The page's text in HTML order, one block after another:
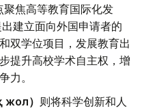
聚焦高等教育国际化发
建立面向外国申请者的
双学位项目，发展教育出
提升高校学术自主权，增
力。
жол） 则将科学创新和人